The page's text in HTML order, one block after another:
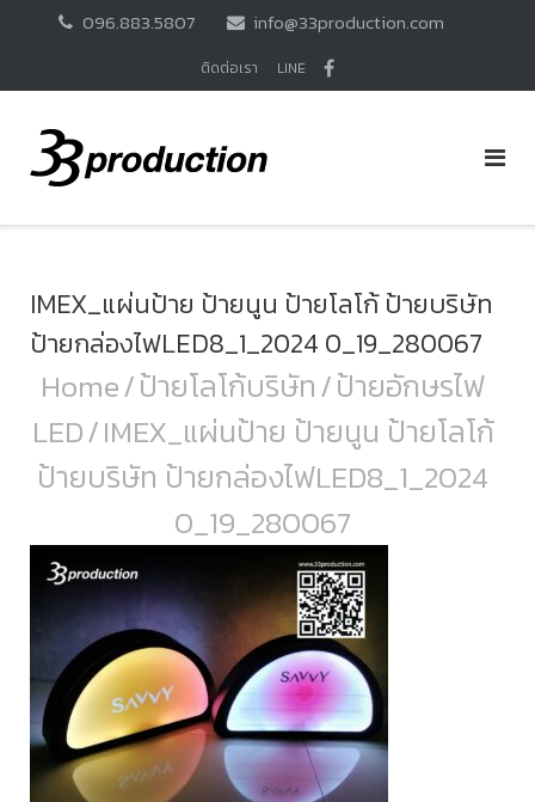
096.883.5807 info@33production.com
ติดต่อเรา LINE
IMEX_แผ่นป้าย ป้ายนูน ป้ายโลโก้ ป้ายบริษัท
ป้ายกล่องไฟLED8_1_2024 0_19_280067
Home/ป้ายโลโก้บริษัท/ป้ายอักษรไฟ
LED/IMEX_แผ่นป้าย ป้ายนูน ป้ายโลโก้
ป้ายบริษัท ป้ายกล่องไฟLED8_1_2024
0_19_280067